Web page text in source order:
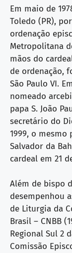
Em maio de
Toledo (PR),
ordenação
Metropolitana
mãos do
de ordenação,
São Paulo VI.
nomeado
papa S. João
secretário do
1999, o mesmo
Salvador da
cardeal em 21
Além de bispo
desempenhou
de Liturgia da
Brasil – CNBB
Regional Sul 2
Comissão